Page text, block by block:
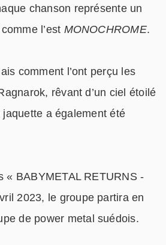
chanson représente un
l’est MONOCHROME.
comment l’ont perçu les
rêvant d’un ciel étoilé
a également été
BABYMETAL RETURNS -
2023, le groupe partira en
de power metal suédois.